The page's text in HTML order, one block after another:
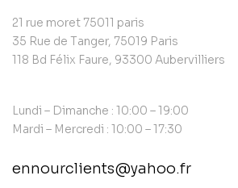
21 rue moret 75011 paris
35 Rue de Tanger, 75019 Paris
118 Bd Félix Faure, 93300 Aubervilliers
Lundi – Dimanche : 10:00 – 19:00
Mardi – Mercredi : 10:00 – 17:30
ennourclients@yahoo.fr